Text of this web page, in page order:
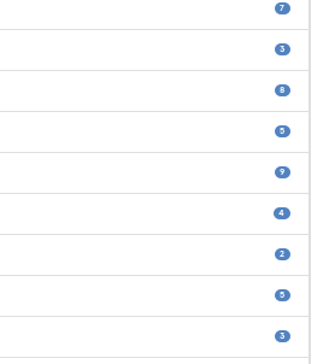
7
3
8
5
9
4
2
5
3